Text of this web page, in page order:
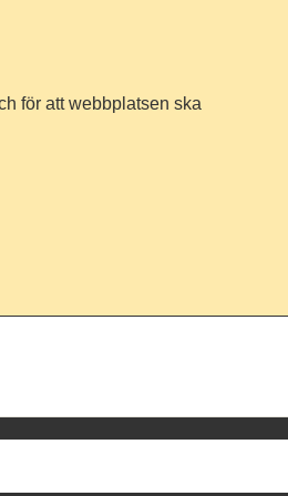
för att webbplatsen ska